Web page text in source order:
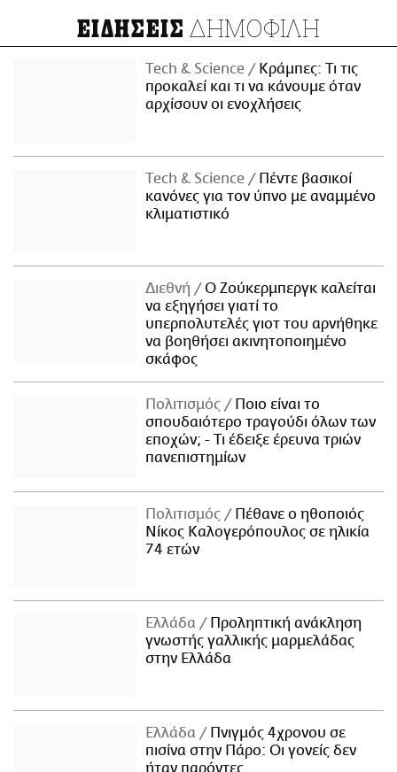
ΕΙΔΗΣΕΙΣ ΔΗΜΟΦΙΛΗ
Τech & Science
Κράμπες: Τι τις
προκαλεί και τι να κάνουμε όταν
αρχίσουν οι ενοχλήσεις
Τech & Science
Πέντε βασικοί
κανόνες για τον ύπνο με αναμμένο
κλιματιστικό
Διεθνή
Ο Ζούκερμπεργκ καλείται
να εξηγήσει γιατί το
υπερπολυτελές γιοτ του αρνήθηκε
να βοηθήσει ακινητοποιημένο
σκάφος
Πολιτισμός
Ποιο είναι το
σπουδαιότερο τραγούδι όλων των
εποχών; - Τι έδειξε έρευνα τριών
πανεπιστημίων
Πολιτισμός
Πέθανε ο ηθοποιός
Νίκος Καλογερόπουλος σε ηλικία
74 ετών
Ελλάδα
Προληπτική ανάκληση
γνωστής γαλλικής μαρμελάδας
στην Ελλάδα
Ελλάδα
Πνιγμός 4χρονου σε
πισίνα στην Πάρο: Οι γονείς δεν
ήταν παρόντες